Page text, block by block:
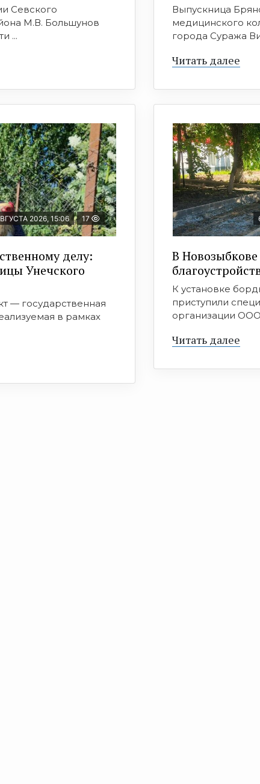
Севского
М.В. Большунов
...
Выпускница
медицинского
города Суража
Читать далее
2026, 15:06 17
делу:
Унечского
— государственная
в рамках
В
К установке
приступили
организации
Читать далее